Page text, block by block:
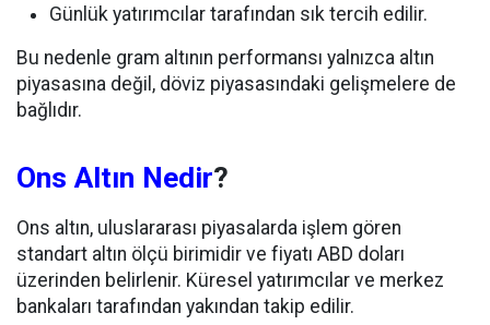
Günlük yatırımcılar tarafından sık tercih edilir.
Bu nedenle gram altının performansı yalnızca altın
piyasasına değil, döviz piyasasındaki gelişmelere de
bağlıdır.
Ons Altın Nedir?
Ons altın, uluslararası piyasalarda işlem gören
standart altın ölçü birimidir ve fiyatı ABD doları
üzerinden belirlenir. Küresel yatırımcılar ve merkez
bankaları tarafından yakından takip edilir.